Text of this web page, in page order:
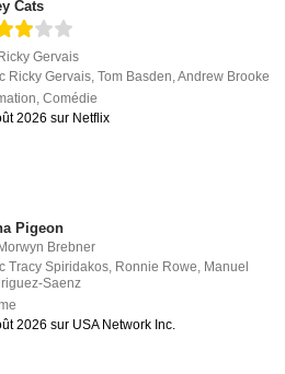
Cats
Gervais
Ricky Gervais ,Tom Basden ,Andrew Brooke
,Comédie
2026 sur Netflix
Pigeon
Morwyn Brebner
Tracy Spiridakos, Ronnie Rowe, Manuel
Saenz
2026 sur USA Network Inc.